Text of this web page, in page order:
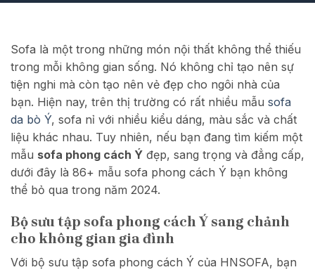
Sofa là một trong những món nội thất không thể thiếu
trong mỗi không gian sống. Nó không chỉ tạo nên sự
tiện nghi mà còn tạo nên vẻ đẹp cho ngôi nhà của
bạn. Hiện nay, trên thị trường có rất nhiều mẫu sofa
da bò Ý, sofa nỉ với nhiều kiểu dáng, màu sắc và chất
liệu khác nhau. Tuy nhiên, nếu bạn đang tìm kiếm một
mẫu sofa phong cách Ý đẹp, sang trọng và đẳng cấp,
dưới đây là 86+ mẫu sofa phong cách Ý bạn không
thể bỏ qua trong năm 2024.
Bộ sưu tập sofa phong cách Ý sang chảnh
cho không gian gia đình
Với bộ sưu tập sofa phong cách Ý của HNSOFA, bạn